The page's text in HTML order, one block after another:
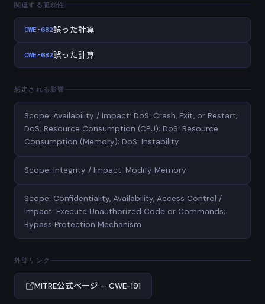
関連する脆弱性
CWE-682誤った計算
CWE-682誤った計算
想定される影響
Scope: Availability / Impact: DoS: Crash, Exit, or Restart;
DoS: Resource Consumption (CPU); DoS: Resource
Consumption (Memory); DoS: Instability
Scope: Integrity / Impact: Modify Memory
Scope: Confidentiality, Availability, Access Control /
Impact: Execute Unauthorized Code or Commands;
Bypass Protection Mechanism
外部リンク
MITRE公式ページ — CWE-191